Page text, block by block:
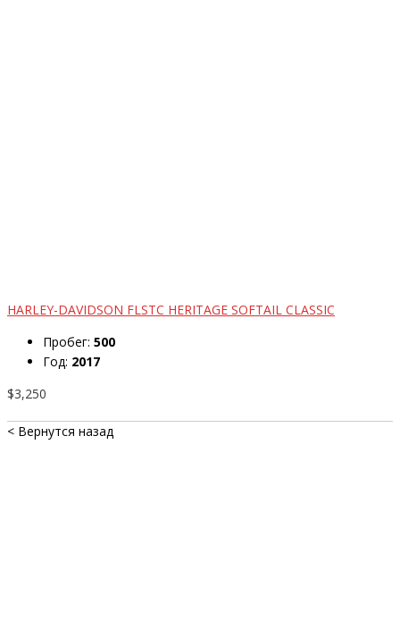
HARLEY-DAVIDSON FLSTC HERITAGE SOFTAIL CLASSIC
Пробег: 500
Год: 2017
$3,250
< Вернутся назад